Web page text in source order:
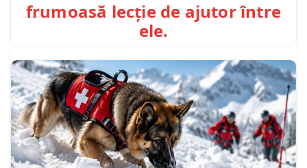
frumoasă lecție de ajutor între
ele.